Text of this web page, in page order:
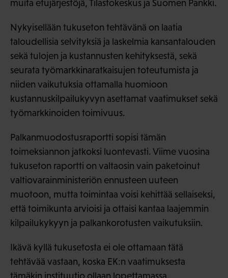
muita etujärjestöjä, Tilastokeskus ja Suomen Pankki.
Nykyisellään tukuseton tehtävänä on laatia
taloudellisia selvityksiä ja laskelmia kansantalouden
sekä tulojen ja kustannusten kehityksestä, sekä
seurata työmarkkinaratkaisujen toteutumista ja
niiden vaikutuksia ottamalla huomioon
kustannuskilpailukyvyn asettamat vaatimukset sekä
työmarkkinoiden toimivuus.
Palkanmuodostusraportti sopisi tämän
toimeksiannon jatkoksi luontevasti. Viime vuosina
tukuseton raportti on valtaosin vain paketoinut
valtiovarainministeriön ennusteen uuteen
muotoon, mutta toimintaa voisi kehittää sellaiseksi,
että toimikunta arvioisi ja ottaisi kantaa laajemmin
kilpailukykyyn ja palkankorotusten vaikutuksiin.
Ikävä kyllä tukusetosta ei ole ottamaan tätä
tehtävää vastaan, koska EK:n vaatimuksesta
tämäkin instituutio ollaan lopettamassa.